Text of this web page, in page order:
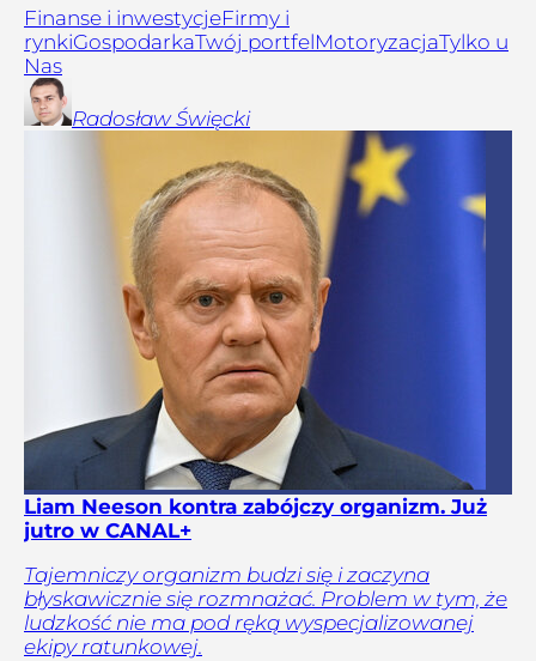
Finanse i inwestycjeFirmy i
rynkiGospodarkaTwój portfelMotoryzacjaTylko u
Nas
Radosław Święcki
Liam Neeson kontra zabójczy organizm. Już
jutro w CANAL+
Tajemniczy organizm budzi się i zaczyna
błyskawicznie się rozmnażać. Problem w tym, że
ludzkość nie ma pod ręką wyspecjalizowanej
ekipy ratunkowej.